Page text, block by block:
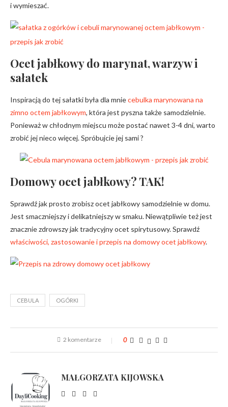
i wymieszać.
Ocet jabłkowy do marynat, warzyw i
sałatek
Inspiracją do tej sałatki była dla mniecebulka marynowana na
zimno octem jabłkowym, która jest pyszna także samodzielnie.
Ponieważ w chłodnym miejscu może postać nawet 3-4 dni, warto
zrobić jej nieco więcej. Spróbujcie jej sami ?
Domowy ocet jabłkowy? TAK!
Sprawdź jak prosto zrobisz ocet jabłkowy samodzielnie w domu.
Jest smaczniejszy i delikatniejszy w smaku. Niewątpliwie też jest
znacznie zdrowszy jak tradycyjny ocet spirytusowy. Sprawdź
właściwości, zastosowanie i przepis na domowy ocet jabłkowy.
CEBULA OGÓRKI
2 komentarze 0
MAŁGORZATA KIJOWSKA